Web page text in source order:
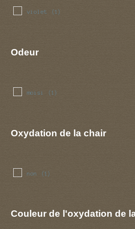
violet (1)
Odeur
moisi (1)
Oxydation de la chair
non (1)
Couleur de l'oxydation de